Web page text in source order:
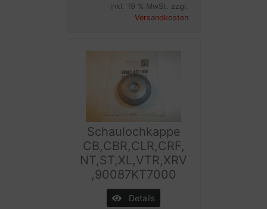
inkl. 19 % MwSt. zzgl.
Versandkosten
Schaulochkappe
CB,CBR,CLR,CRF,
NT,ST,XL,VTR,XRV
,90087KT7000
Details